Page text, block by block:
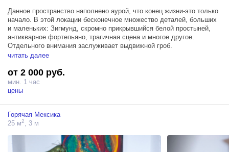
Данное пространство наполнено аурой, что конец жизни-это только
начало. В этой локации бесконечное множество деталей, больших
и маленьких: Зигмунд, скромно прикрывшийся белой простыней,
антикварное фортепьяно, трагичная сцена и многое другое.
Отдельного внимания заслуживает выдвижной гроб.
Все декорации на локации можно использовать в процессе съёмок.
Площадь около 25 кв метра.
антикварное фортепьяно
Сцена
выдвижной гроб крематория
траурные ленты, венки, цветы и другие уникальные объекты
и при съемках клипов или фильмов.
читать далее
от 2 000 руб.
мин. 1 час
цены
Горячая Мексика
25 м2 , 3 м